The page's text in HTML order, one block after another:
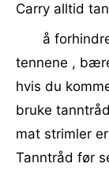
Carry alltid
å
tennene ,
hvis du
bruke
mat strimler
Tanntråd før